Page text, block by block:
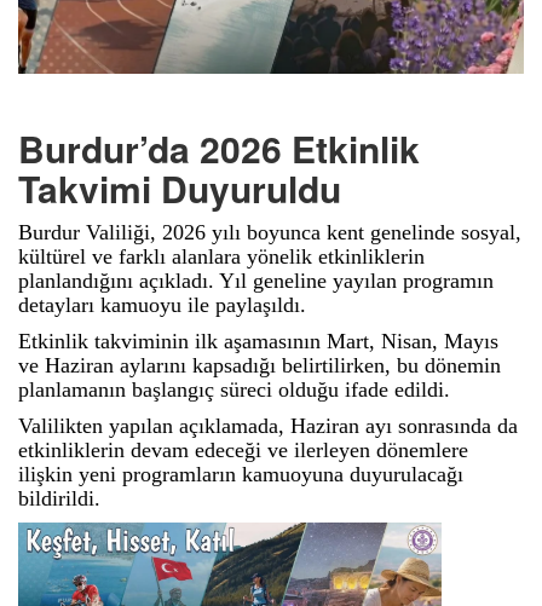
Burdur’da 2026 Etkinlik
Takvimi Duyuruldu
Burdur Valiliği, 2026 yılı boyunca kent genelinde sosyal,
kültürel ve farklı alanlara yönelik etkinliklerin
planlandığını açıkladı. Yıl geneline yayılan programın
detayları kamuoyu ile paylaşıldı.
Etkinlik takviminin ilk aşamasının Mart, Nisan, Mayıs
ve Haziran aylarını kapsadığı belirtilirken, bu dönemin
planlamanın başlangıç süreci olduğu ifade edildi.
Valilikten yapılan açıklamada, Haziran ayı sonrasında da
etkinliklerin devam edeceği ve ilerleyen dönemlere
ilişkin yeni programların kamuoyuna duyurulacağı
bildirildi.